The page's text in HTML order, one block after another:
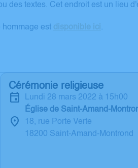
des textes. Cet endroit est un lieu
hommage est disponible ici .
Cérémonie religieuse
lundi 28 mars 2022 à 15h00
Église de Saint-Amand-
18, rue Porte Verte
18200 Saint-Amand-Montrond